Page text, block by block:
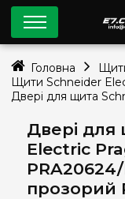
Двері для
Electric
прозорий
Головна
Щити Schneider